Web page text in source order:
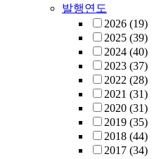
발행연도
2026 (19)
2025 (39)
2024 (40)
2023 (37)
2022 (28)
2021 (31)
2020 (31)
2019 (35)
2018 (44)
2017 (34)